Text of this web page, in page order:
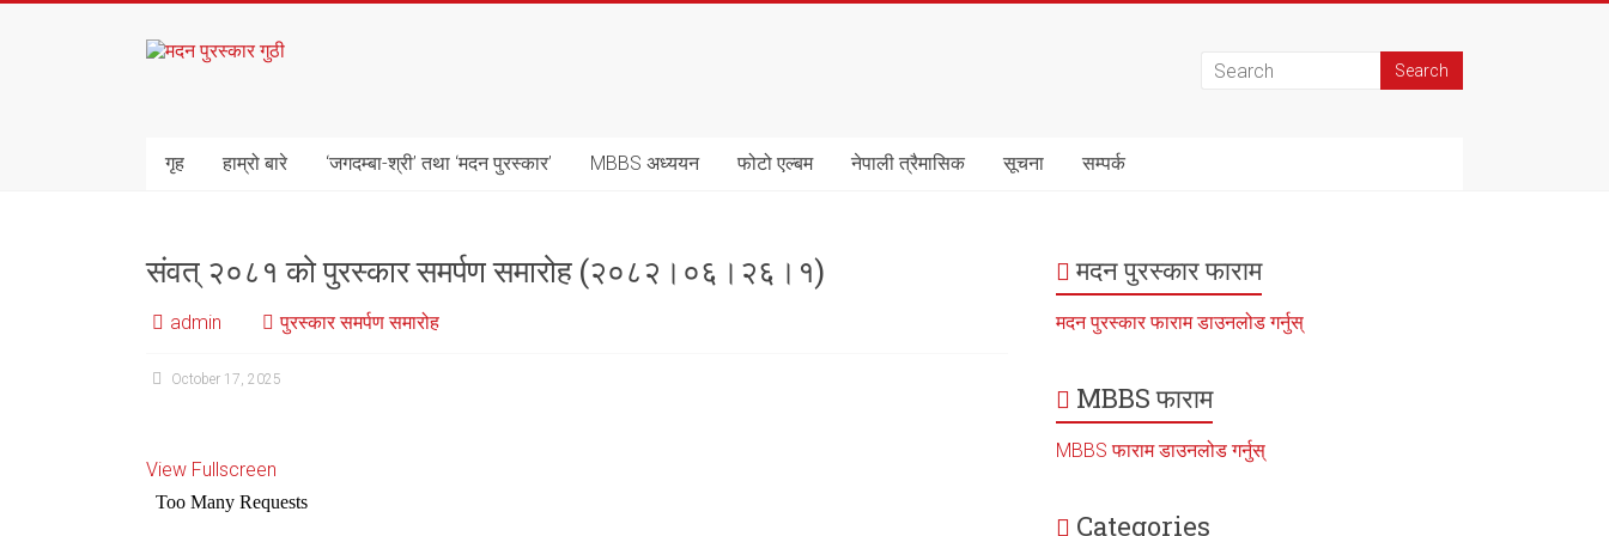
मदन
गुठी
गृह हाम्रो बारे ‘जगदम्बा-श्री’ तथा ‘मदन पुरस्कार’ MBBS अध्ययन फोटो एल्बम नेपाली त्रैमासिक सूचना सम्पर्क
संवत् २०८१ को पुरस्कार समर्पण समारोह (२०८२।०६।२६।१)
admin पुरस्कार समर्पण समारोह
October 17, 2025
View Fullscreen
मदन पुरस्कार फाराम
मदन पुरस्कार फाराम डाउनलोड गर्नुस्
MBBS फाराम
MBBS फाराम डाउनलोड गर्नुस्
Categories